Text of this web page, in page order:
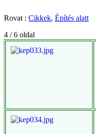
Rovat : Cikkek, Építés alatt
4 / 6 oldal